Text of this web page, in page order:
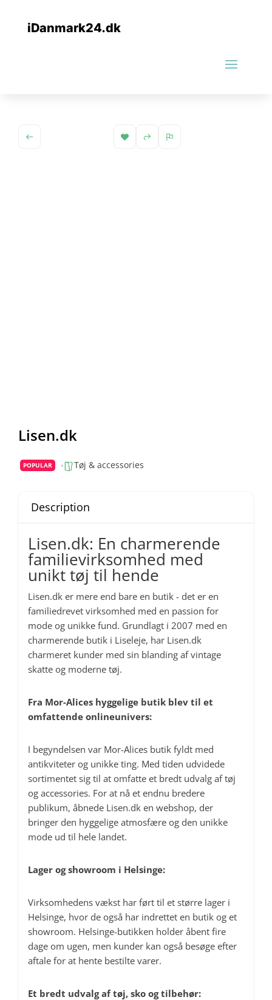
iDanmark24.dk
Lisen.dk
POPULAR Tøj & accessories
Description
Lisen.dk: En charmerende
familievirksomhed med
unikt tøj til hende
Lisen.dk er mere end bare en butik - det er en
familiedrevet virksomhed med en passion for
mode og unikke fund. Grundlagt i 2007 med en
charmerende butik i Liseleje, har Lisen.dk
charmeret kunder med sin blanding af vintage
skatte og moderne tøj.
Fra Mor-Alices hyggelige butik blev til et
omfattende onlineunivers:
I begyndelsen var Mor-Alices butik fyldt med
antikviteter og unikke ting. Med tiden udvidede
sortimentet sig til at omfatte et bredt udvalg af tøj
og accessories. For at nå et endnu bredere
publikum, åbnede Lisen.dk en webshop, der
bringer den hyggelige atmosfære og den unikke
mode ud til hele landet.
Lager og showroom i Helsinge:
Virksomhedens vækst har ført til et større lager i
Helsinge, hvor de også har indrettet en butik og et
showroom. Helsinge-butikken holder åbent fire
dage om ugen, men kunder kan også besøge efter
aftale for at hente bestilte varer.
Et bredt udvalg af tøj, sko og tilbehør: